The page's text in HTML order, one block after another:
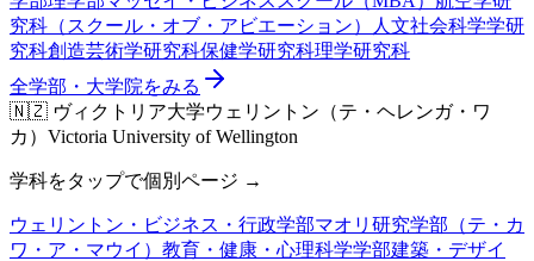
究科（スクール・オブ・アビエーション）
人文社会科学学研
究科創造芸術学研究科保健学研究科理学研究科
全学部・大学院をみる
🇳🇿 ヴィクトリア大学ウェリントン（テ・ヘレンガ・ワ
カ） Victoria University of Wellington
学科をタップで個別ページ →
ウェリントン・ビジネス・行政学部マオリ研究学部（テ・カ
ワ・ア・マウイ） 教育・健康・心理科学学部建築・デザイ